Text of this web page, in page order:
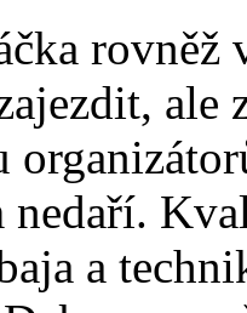
rovněž
ale
nedaří.
a